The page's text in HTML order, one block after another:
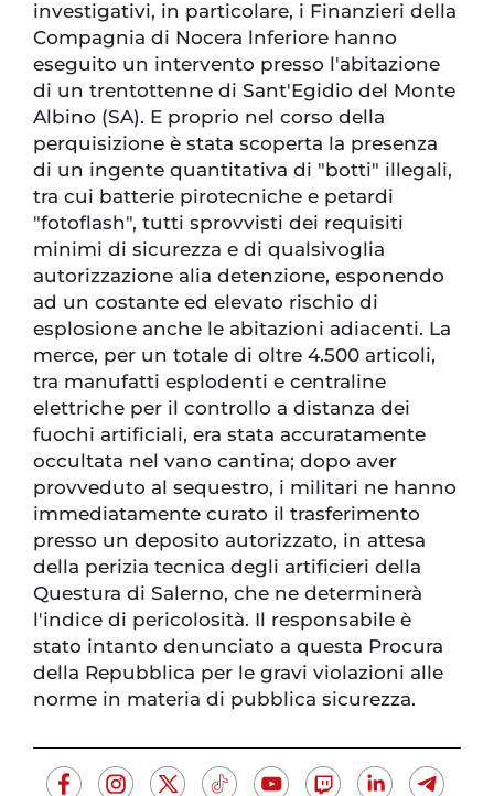
investigativi, in particolare, i Finanzieri della
Compagnia di Nocera lnferiore hanno
eseguito un intervento presso l'abitazione
di un trentottenne di Sant'Egidio del Monte
Albino (SA). E proprio nel corso della
perquisizione è stata scoperta la presenza
di un ingente quantitativa di "botti" illegali,
tra cui batterie pirotecniche e petardi
"fotoflash", tutti sprovvisti dei requisiti
minimi di sicurezza e di qualsivoglia
autorizzazione alia detenzione, esponendo
ad un costante ed elevato rischio di
esplosione anche le abitazioni adiacenti. La
merce, per un totale di oltre 4.500 articoli,
tra manufatti esplodenti e centraline
elettriche per il controllo a distanza dei
fuochi artificiali, era stata accuratamente
occultata nel vano cantina; dopo aver
provveduto al sequestro, i militari ne hanno
immediatamente curato il trasferimento
presso un deposito autorizzato, in attesa
della perizia tecnica degli artificieri della
Questura di Salerno, che ne determinerà
l'indice di pericolosità. Il responsabile è
stato intanto denunciato a questa Procura
della Repubblica per le gravi violazioni alle
norme in materia di pubblica sicurezza.